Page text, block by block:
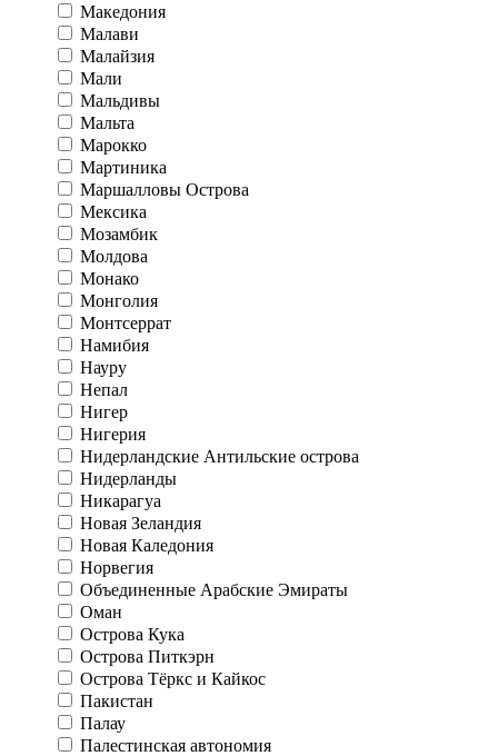
Македония
Малави
Малайзия
Мали
Мальдивы
Мальта
Марокко
Мартиника
Маршалловы Острова
Мексика
Мозамбик
Молдова
Монако
Монголия
Монтсеррат
Намибия
Науру
Непал
Нигер
Нигерия
Нидерландские Антильские острова
Нидерланды
Никарагуа
Новая Зеландия
Новая Каледония
Норвегия
Объединенные Арабские Эмираты
Оман
Острова Кука
Острова Питкэрн
Острова Тёркс и Кайкос
Пакистан
Палау
Палестинская автономия